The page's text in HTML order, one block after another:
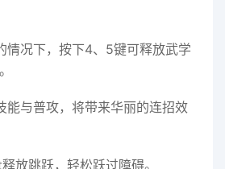
情况下，按下4、5键可释放武学
能与普攻，将带来华丽的连招效
放跳跃，轻松跃过障碍。